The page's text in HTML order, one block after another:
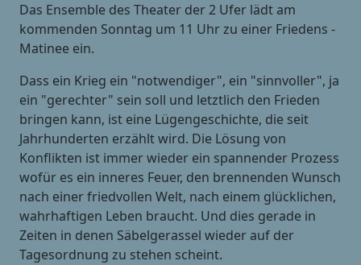
Das Ensemble des Theater der 2 Ufer lädt am
kommenden Sonntag um 11 Uhr zu einer Friedens -
Matinee ein.
Dass ein Krieg ein "notwendiger", ein "sinnvoller", ja
ein "gerechter" sein soll und letztlich den Frieden
bringen kann, ist eine Lügengeschichte, die seit
Jahrhunderten erzählt wird. Die Lösung von
Konflikten ist immer wieder ein spannender Prozess
wofür es ein inneres Feuer, den brennenden Wunsch
nach einer friedvollen Welt, nach einem glücklichen,
wahrhaftigen Leben braucht. Und dies gerade in
Zeiten in denen Säbelgerassel wieder auf der
Tagesordnung zu stehen scheint.